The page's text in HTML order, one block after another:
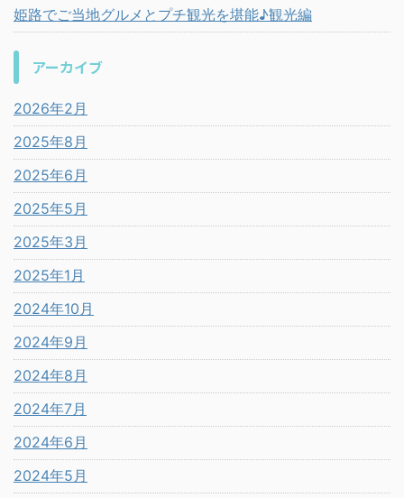
姫路でご当地グルメとプチ観光を堪能♪観光編
アーカイブ
2026年2月
2025年8月
2025年6月
2025年5月
2025年3月
2025年1月
2024年10月
2024年9月
2024年8月
2024年7月
2024年6月
2024年5月